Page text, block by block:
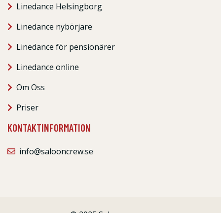
Linedance Helsingborg
Linedance nybörjare
Linedance för pensionärer
Linedance online
Om Oss
Priser
KONTAKTINFORMATION
info@salooncrew.se